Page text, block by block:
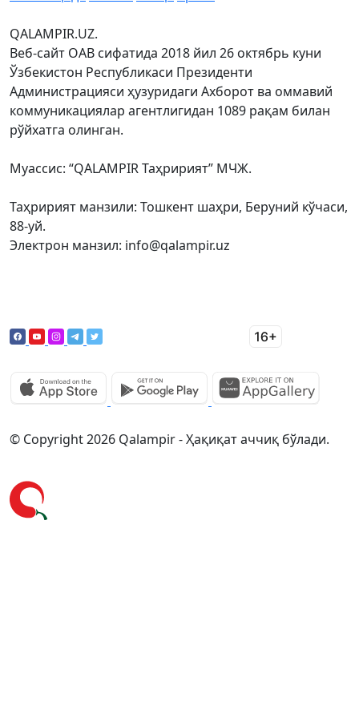
QALAMPIR.UZ.
Веб-сайт ОАВ сифатида 2018 йил 26 октябрь куни
Ўзбекистон Республикаси Президенти
Администрацияси ҳузуридаги Ахборот ва оммавий
коммуникациялар агентлигидан 1089 рақам билан
рўйхатга олинган.
Муассис: “QALAMPIR Таҳририят” МЧЖ.
Таҳририят манзили: Тошкент шаҳри, Беруний кўчаси,
88-уй.
Электрон манзил: info@qalampir.uz
© Copyright 2026 Qalampir - Ҳақиқат аччиқ бўлади.